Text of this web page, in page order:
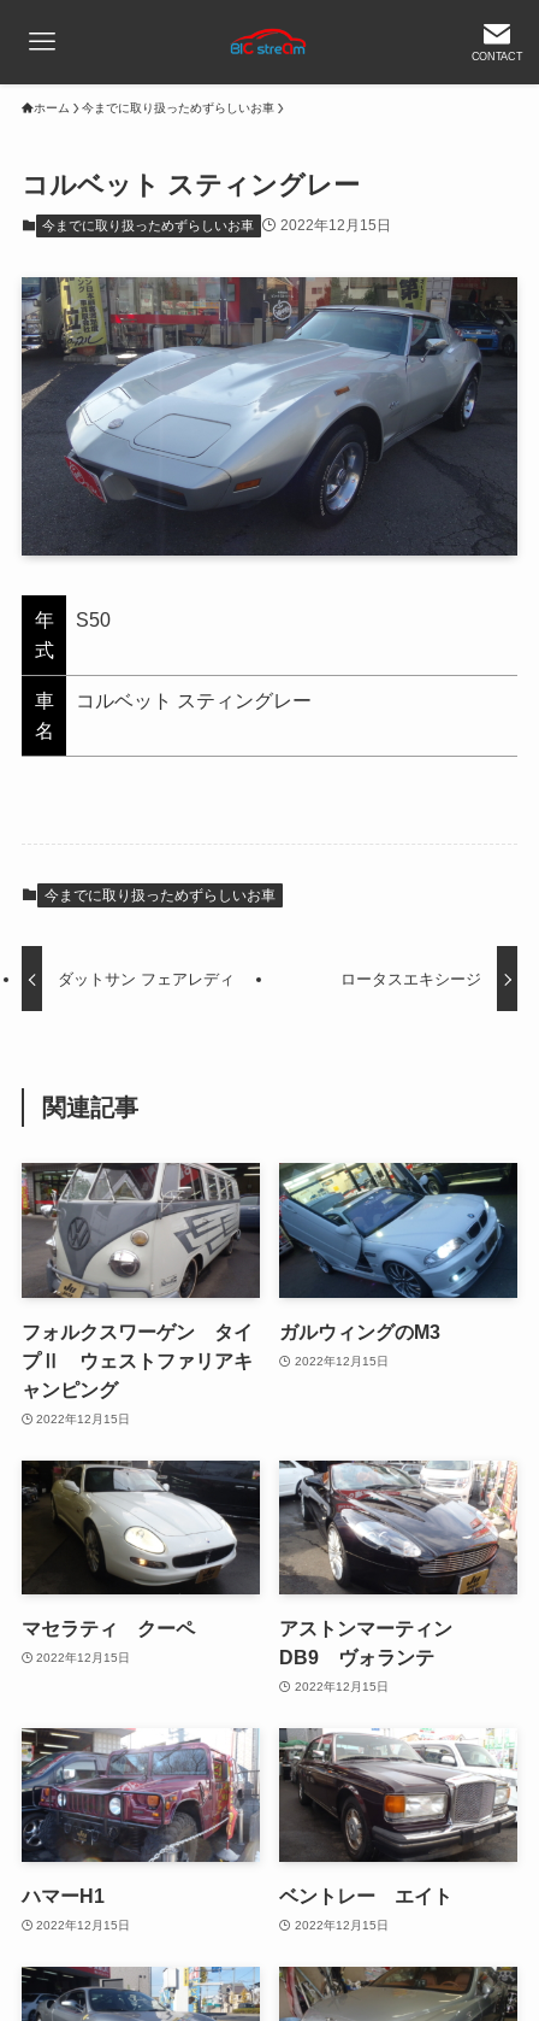
CONTACT
ホーム 今までに取り扱っためずらしいお車
コルベット スティングレー
今までに取り扱っためずらしいお車 2022年12月15日
年
式
S50
車
名
コルベット スティングレー
今までに取り扱っためずらしいお車
ダットサン フェアレディ ロータスエキシージ
関連記事
フォルクスワーゲン タイ
プⅡ ウェストファリアキ
ャンピング
2022年12月15日
ガルウィングのM3
2022年12月15日
マセラティ クーペ
2022年12月15日
アストンマーティン
DB9 ヴォランテ
2022年12月15日
ハマーH1
2022年12月15日
ベントレー エイト
2022年12月15日